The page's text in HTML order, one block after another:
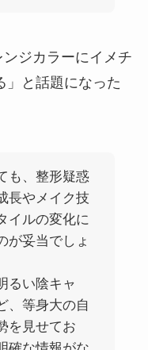
ジカラーにイメチ
」と話題になった
も、整形疑惑
長やメイク技
イルの変化に
が妥当でしょ
るい陰キャ
、等身大の自
を見せてお